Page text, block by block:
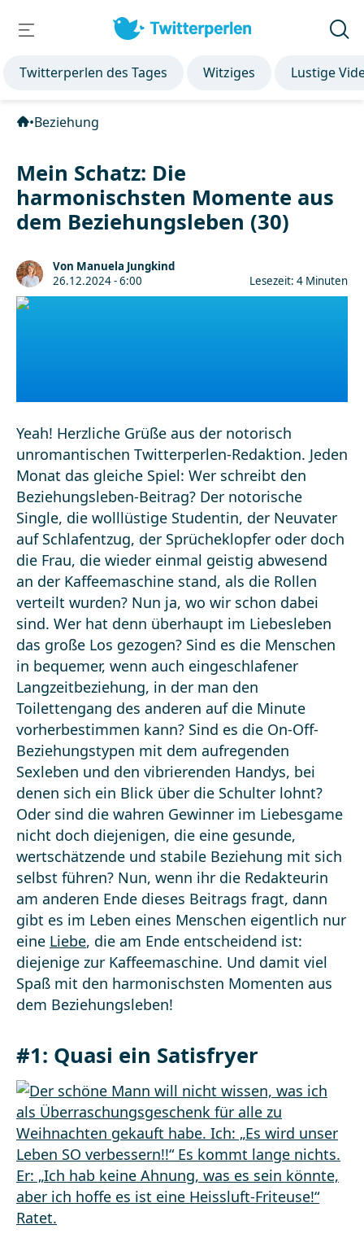
Twitterperlen des Tages Witziges Lustige
•Beziehung
Mein Schatz: Die
harmonischsten Momente aus
dem Beziehungsleben (30)
Von Manuela Jungkind
26.12.2024 - 6:00
Lesezeit: 4 Minuten
Yeah! Herzliche Grüße aus der notorisch
unromantischen Twitterperlen-Redaktion. Jeden
Monat das gleiche Spiel: Wer schreibt den
Beziehungsleben-Beitrag? Der notorische
Single, die wolllüstige Studentin, der Neuvater
auf Schlafentzug, der Sprücheklopfer oder doch
die Frau, die wieder einmal geistig abwesend
an der Kaffeemaschine stand, als die Rollen
verteilt wurden? Nun ja, wo wir schon dabei
sind. Wer hat denn überhaupt im Liebesleben
das große Los gezogen? Sind es die Menschen
in bequemer, wenn auch eingeschlafener
Langzeitbeziehung, in der man den
Toilettengang des anderen auf die Minute
vorherbestimmen kann? Sind es die On-Off-
Beziehungstypen mit dem aufregenden
Sexleben und den vibrierenden Handys, bei
denen sich ein Blick über die Schulter lohnt?
Oder sind die wahren Gewinner im Liebesgame
nicht doch diejenigen, die eine gesunde,
wertschätzende und stabile Beziehung mit sich
selbst führen? Nun, wenn ihr die Redakteurin
am anderen Ende dieses Beitrags fragt, dann
gibt es im Leben eines Menschen eigentlich nur
eine Liebe, die am Ende entscheidend ist:
diejenige zur Kaffeemaschine. Und damit viel
Spaß mit den harmonischsten Momenten aus
dem Beziehungsleben!
#1: Quasi ein Satisfryer